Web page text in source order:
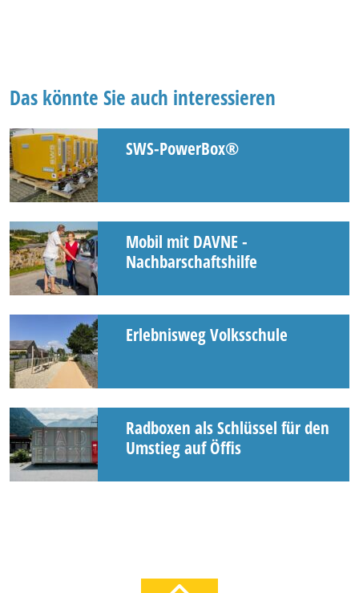
Das könnte Sie auch interessieren
SWS-PowerBox®
Mobil mit DAVNE -
Nachbarschaftshilfe
Erlebnisweg Volksschule
Radboxen als Schlüssel für den
Umstieg auf Öffis